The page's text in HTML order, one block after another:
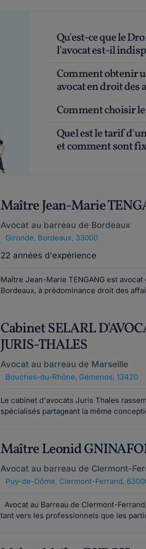
Qu'est-ce que le Droit des Affaires et en quoi
l'avocat est-il
Comment obtenir un rendez-vous avec un
avocat en droit des
Comment choisir
Quel est le tarif d'un avocat en droit des affaires ?
et comment sont
Maître Jean-Marie
Avocat au barreau de Bordeaux
Gironde, Bordeaux, 33000
22 années d'expérience
Maître Jean-Marie TENGANG est
Bordeaux, à prédominance droit des
Cabinet SELARL
JURIS-THALES
Avocat au barreau de Marseille
Bouches-du-Rhône, Gémenos, 13420
Le cabinet d'avocats Juris Thales
spécialisés partageant la même
Maître Leonid
Avocat au barreau de Clermont-
Puy-de-Dôme, Clermont-Ferrand,
Avocat au Barreau de Clermont-
tant vers les professionnels que les